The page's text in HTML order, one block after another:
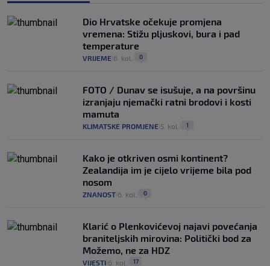
Dio Hrvatske očekuje promjena
vremena: Stižu pljuskovi, bura i pad
temperature
VRIJEME 6. kol. 0
FOTO / Dunav se isušuje, a na površinu
izranjaju njemački ratni brodovi i kosti
mamuta
KLIMATSKE PROMJENE 5. kol. 1
Kako je otkriven osmi kontinent?
Zealandija im je cijelo vrijeme bila pod
nosom
ZNANOST 6. kol. 0
Klarić o Plenkovićevoj najavi povećanja
braniteljskih mirovina: Politički bod za
Možemo, ne za HDZ
VIJESTI 6. kol. 17